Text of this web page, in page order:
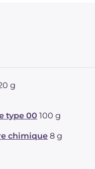
g
type 00 100 g
chimique 8 g